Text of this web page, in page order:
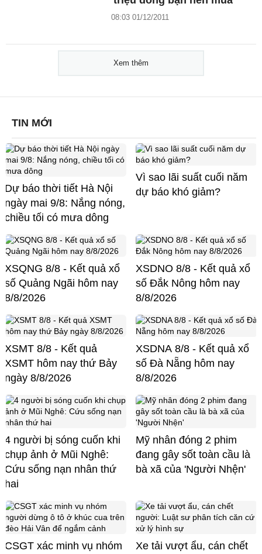
08:03 01/12/2011
Xem thêm
TIN MỚI
Dự báo thời tiết Hà Nội
ngày mai 9/8: Nắng nóng,
chiều tối có mưa dông
Vì sao lãi suất cuối năm
dự báo khó giảm?
XSQNG 8/8 - Kết quả xổ
số Quảng Ngãi hôm nay
8/8/2026
XSDNO 8/8 - Kết quả xổ
số Đắk Nông hôm nay
8/8/2026
XSMT 8/8 - Kết quả
XSMT hôm nay thứ Bảy
ngày 8/8/2026
XSDNA 8/8 - Kết quả xổ
số Đà Nẵng hôm nay
8/8/2026
4 người bị sóng cuốn khi
chụp ảnh ở Mũi Nghê:
Cứu sống nạn nhân thứ
hai
Mỹ nhân đóng 2 phim
đang gây sốt toàn cầu là
bà xã của 'Người Nhện'
CSGT xác minh vụ nhóm
Xe tải vượt ẩu, cán chết